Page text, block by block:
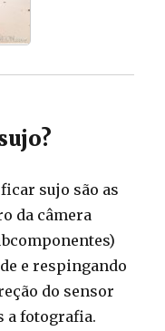
sujo são as
da câmera
e respingando
do sensor
a fotografia.